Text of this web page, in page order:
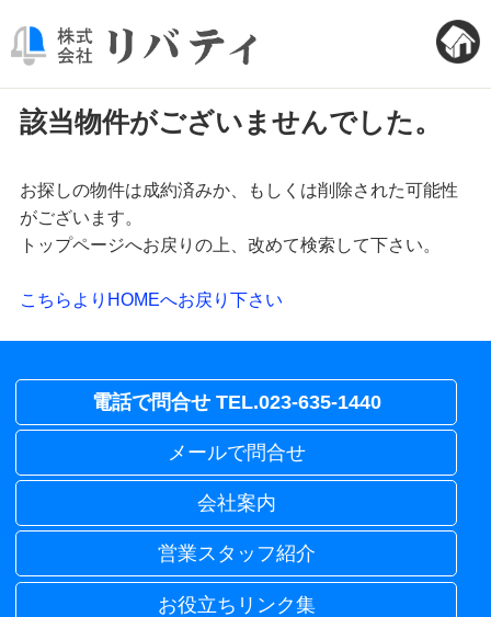
該当物件がございませんでした。
お探しの物件は成約済みか、もしくは削除された可能性
がございます。
トップページへお戻りの上、改めて検索して下さい。
こちらよりHOMEへお戻り下さい
電話で問合せ TEL.023-635-1440
メールで問合せ
会社案内
営業スタッフ紹介
お役立ちリンク集